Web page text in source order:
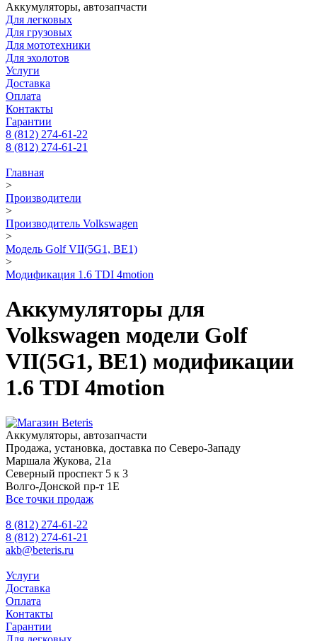
Аккумуляторы, автозапчасти
Для легковых
Для грузовых
Для мототехники
Для эхолотов
Услуги
Доставка
Оплата
Контакты
Гарантии
8 (812) 274-61-22
8 (812) 274-61-21
Главная
>
Производители
>
Производитель Volkswagen
>
Модель Golf VII(5G1, BE1)
>
Модификация 1.6 TDI 4motion
Аккумуляторы для
Volkswagen модели Golf
VII(5G1, BE1) модификации
1.6 TDI 4motion
Аккумуляторы, автозапчасти
Продажа, установка, доставка по Северо-Западу
Маршала Жукова, 21а
Северный проспект 5 к 3
Волго-Донской пр-т 1Е
Все точки продаж
8 (812) 274-61-22
8 (812) 274-61-21
akb@beteris.ru
Услуги
Доставка
Оплата
Контакты
Гарантии